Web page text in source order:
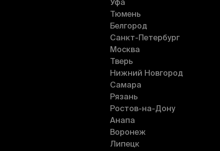
Уфа
Тюмень
Белгород
Санкт-Петербург
Москва
Тверь
Нижний Новгород
Самара
Рязань
Ростов-на-Дону
Анапа
Воронеж
Липецк